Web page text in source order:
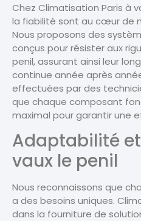
Chez Climatisation Paris à
la fiabilité sont au cœur de
Nous proposons des
conçus pour résister aux
penil, assurant ainsi leur
continue année après
effectuées par des
que chaque composant
maximal pour garantir une
Adaptabilité
vaux le penil
Nous reconnaissons que
a des besoins uniques.
dans la fourniture de